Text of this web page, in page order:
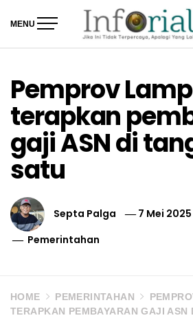
MENU
Pemprov
terapkan
gaji ASN di
satu
Septa Palga
7 Mei 2025
Pemerintahan
HOME PEMERINTAHAN
TERAPKAN PEMBAYARAN GAJI ASN